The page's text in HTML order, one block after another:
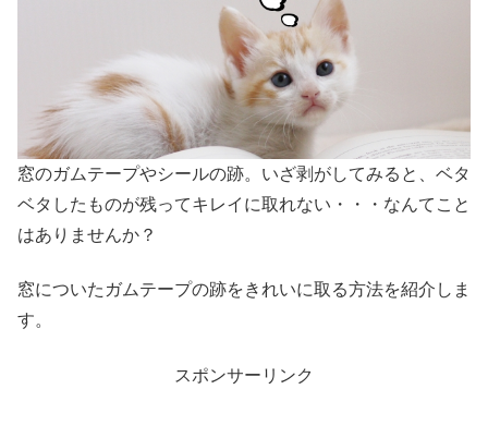
窓のガムテープやシールの跡。いざ剥がしてみると、ベタ
ベタしたものが残ってキレイに取れない・・・なんてこと
はありませんか？
窓についたガムテープの跡をきれいに取る方法を紹介しま
す。
スポンサーリンク